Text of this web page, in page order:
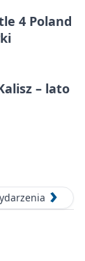
4 Poland
– lato